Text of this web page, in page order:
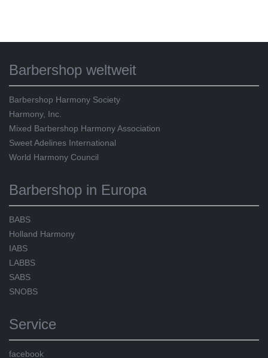
Barbershop weltweit
Barbershop Harmony Society
Harmony, Inc.
Mixed Barbershop Harmony Association
Sweet Adelines International
World Harmony Council
Barbershop in Europa
BABS
Holland Harmony
IABS
LABBS
SABS
SNOBS
Service
facebook